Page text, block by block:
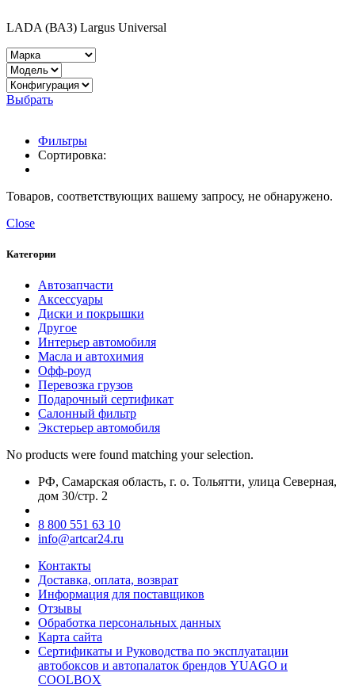
LADA (ВАЗ) Largus Universal
Выбрать
Фильтры
Сортировка:
Товаров, соответствующих вашему запросу, не обнаружено.
Close
Категории
Автозапчасти
Аксессуары
Диски и покрышки
Другое
Интерьер автомобиля
Масла и автохимия
Офф-роуд
Перевозка грузов
Подарочный сертификат
Салонный фильтр
Экстерьер автомобиля
No products were found matching your selection.
РФ, Самарская область, г. о. Тольятти, улица Северная,
дом 30/стр. 2
8 800 551 63 10
info@artcar24.ru
Контакты
Доставка, оплата, возврат
Информация для поставщиков
Отзывы
Обработка персональных данных
Карта сайта
Сертификаты и Руководства по эксплуатации
автобоксов и автопалаток брендов YUAGO и
COOLBOX